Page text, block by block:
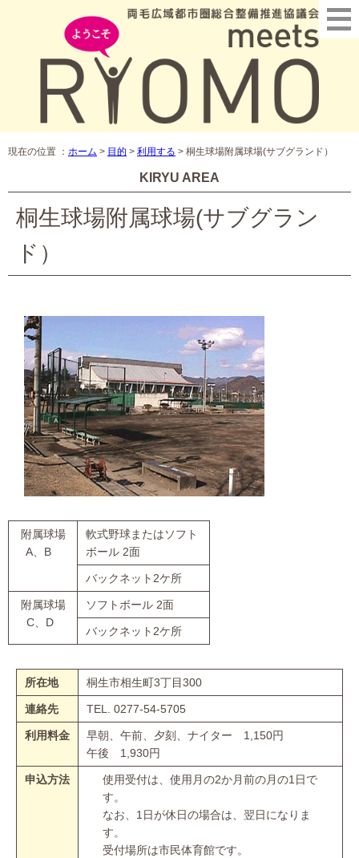
現在の位置 ： ホーム > 目的 > 利用する > 桐生球場附属球場(サブグランド）
KIRYU AREA
桐生球場附属球場(サブグラン
ド）
附属球場
A、B
軟式野球またはソフト
ボール 2面
バックネット2ケ所
附属球場
C、D
ソフトボール 2面
バックネット2ケ所
所在地 桐生市相生町3丁目300
連絡先 TEL. 0277-54-5705
利用料金
早朝、午前、夕刻、ナイター 1,150円
午後 1,930円
申込方法
使用受付は、使用月の2か月前の月の1日で
す。
なお、1日が休日の場合は、翌日になりま
す。
受付場所は市民体育館です。